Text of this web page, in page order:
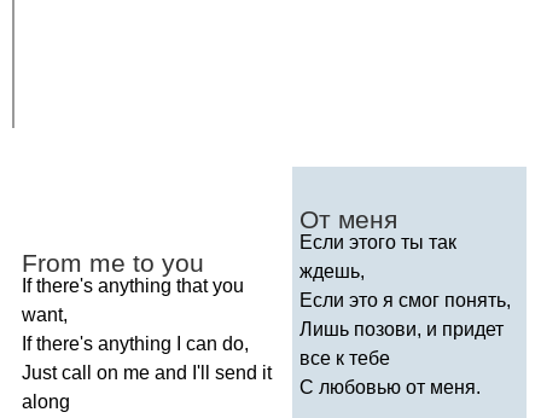
From me to you
If there's anything that you
want,
If there's anything can do,
Just call on me and I'll send it
along
От меня
Если этого ты так
ждешь,
Если это я смог понять,
Лишь позови, и придет
все к тебе
С любовью от меня.